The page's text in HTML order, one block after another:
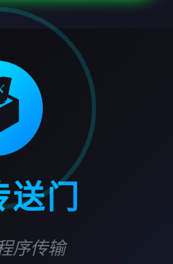
送门
序传输